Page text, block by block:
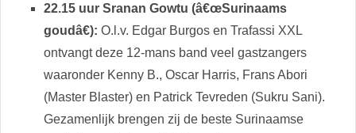
22.15 uur Sranan Gowtu (â€œSurinaams
goudâ€): O.l.v. Edgar Burgos en Trafassi XXL
ontvangt deze 12-mans band veel gastzangers
waaronder Kenny B., Oscar Harris, Frans Abori
(Master Blaster) en Patrick Tevreden (Sukru Sani).
Gezamenlijk brengen zij de beste Surinaamse